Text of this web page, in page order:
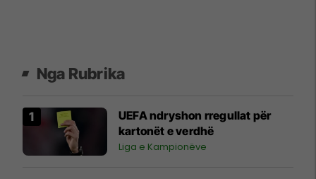
Nga Rubrika
UEFA ndryshon rregullat për
kartonët e verdhë
Liga e Kampionëve